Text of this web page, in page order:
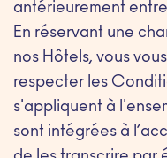
antérieurement
En réservant une
nos Hôtels, vous
respecter les
s'appliquent à
sont intégrées à